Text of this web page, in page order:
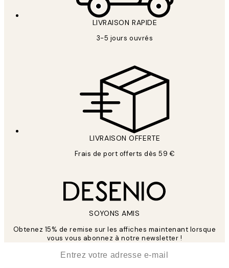
LIVRAISON RAPIDE
3-5 jours ouvrés
LIVRAISON OFFERTE
Frais de port offerts dès 59 €
SOYONS AMIS
Obtenez 15% de remise sur les affiches maintenant lorsque
vous vous abonnez à notre newsletter !